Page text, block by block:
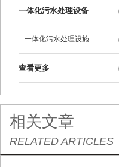
一体化污水处理设备
一体化污水处理设施
查看更多
相关文章
RELATED ARTICLES